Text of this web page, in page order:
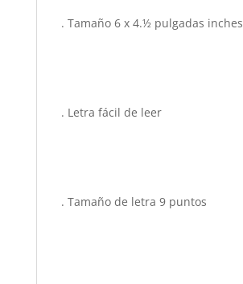
. Tamaño 6 x 4.½ pulgadas inches
. Letra fácil de leer
. Tamaño de letra 9 puntos